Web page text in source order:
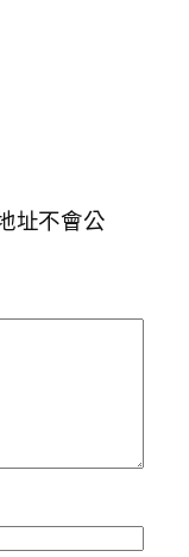
址不會公